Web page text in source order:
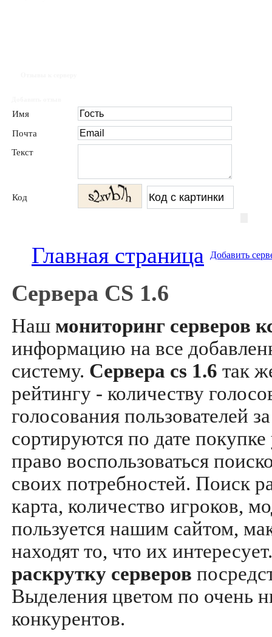
Имя
Почта
Текст
Код
Главная страница Добавить
Сервера CS 1.6
Наш мониторинг серверов
информацию на все
систему. Сервера cs 1.6 так
рейтингу - количеству
голосования пользователей
сортируются по дате
право воспользоваться
своих потребностей. Поиск
карта, количество игроков,
пользуется нашим сайтом,
находят то, что их
раскрутку серверов
Выделения цветом по очень
конкурентов.